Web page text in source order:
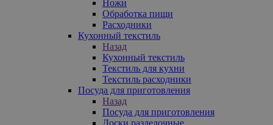
Ножи
Обработка пищи
Расходники
Кухонный текстиль
Назад
Кухонный текстиль
Текстиль для кухни
Текстиль расходники
Посуда для приготовления
Назад
Посуда для приготовления
Доски разделочные